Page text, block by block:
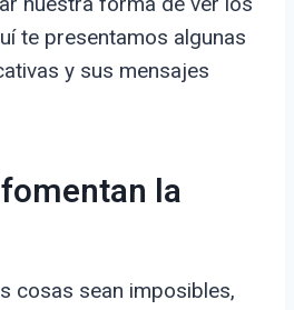
te presentamos algunas
y sus mensajes
la
cosas sean imposibles,